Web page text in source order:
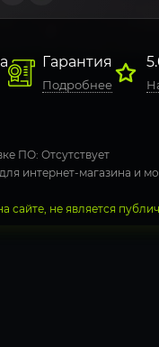
Гарантия
Подробнее
ПО: Отсутствует
интернет-магазина и
сайте, не является